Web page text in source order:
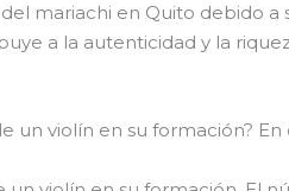
mariachi en Quito debido a
a la autenticidad y la
violín en su formación?